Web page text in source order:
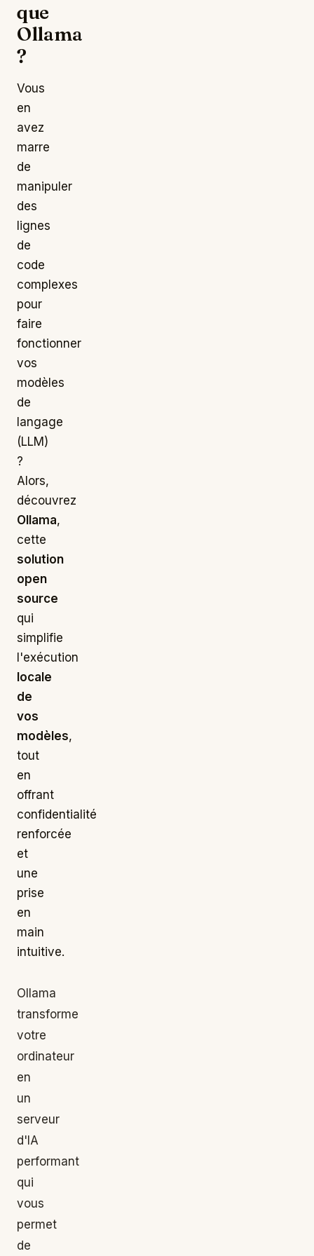
que
Ollama
?
Vous
en
avez
marre
de
manipuler
des
lignes
de
code
complexes
pour
faire
fonctionner
vos
modèles
de
langage
(LLM)
?
Alors,
découvrez
Ollama,
cette
solution
open
source
qui
simplifie
l'exécution
locale
de
vos
modèles,
tout
en
offrant
confidentialité
renforcée
et
une
prise
en
main
intuitive.
Ollama
transforme
votre
ordinateur
en
un
serveur
d'IA
performant
qui
vous
permet
de